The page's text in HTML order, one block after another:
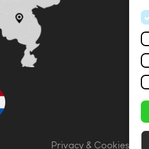
Privacy & Cookies